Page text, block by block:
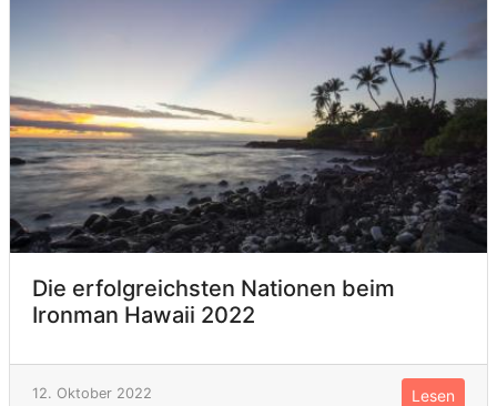
Die erfolgreichsten Nationen beim
Ironman Hawaii 2022
12. Oktober 2022 Lesen